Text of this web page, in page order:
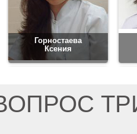
Горностаева
Ксения